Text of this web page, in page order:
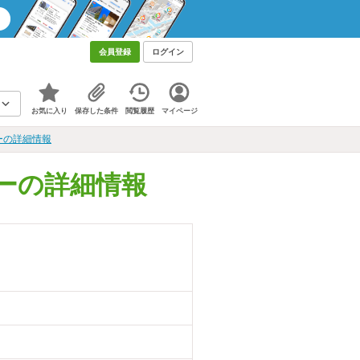
会員登録 ログイン
お気に入り 保存した条件 閲覧履歴 マイページ
詳細情報
の詳細情報